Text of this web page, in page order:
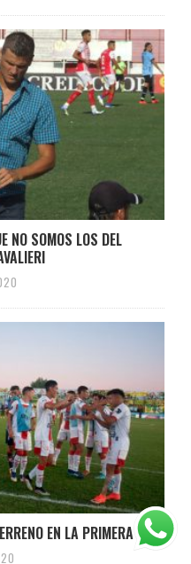
NO SOMOS LOS DEL
EN LA PRIMERA B